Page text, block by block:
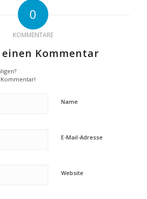
0
KOMMENTARE
Kommentar
Name
E-Mail-Adresse
Website